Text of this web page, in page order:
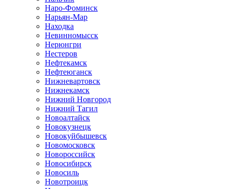
Наро-Фоминск
Нарьян-Мар
Находка
Невинномысск
Нерюнгри
Нестеров
Нефтекамск
Нефтеюганск
Нижневартовск
Нижнекамск
Нижний Новгород
Нижний Тагил
Новоалтайск
Новокузнецк
Новокуйбышевск
Новомосковск
Новороссийск
Новосибирск
Новосиль
Новотроицк